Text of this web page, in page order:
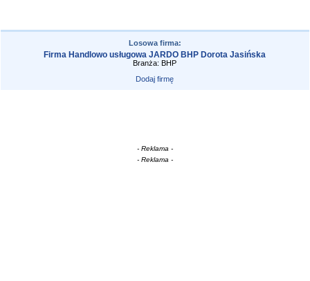
Losowa firma:
Firma Handlowo usługowa JARDO BHP Dorota Jasińska
Branża: BHP
Dodaj firmę
- Reklama -
- Reklama -